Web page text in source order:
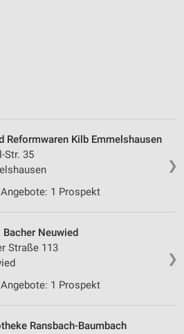
❯
Reformwaren Kilb Emmelshausen
Str. 35
1 Prospekt
❯
Neuwied
Straße 113
1 Prospekt
Ransbach-Baumbach